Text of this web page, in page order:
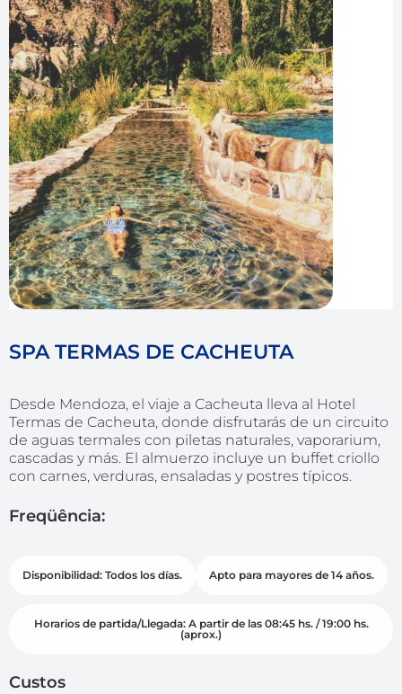
SPA TERMAS DE CACHEUTA
Desde Mendoza, el viaje a Cacheuta lleva al Hotel
Termas de Cacheuta, donde disfrutarás de un circuito
de aguas termales con piletas naturales, vaporarium,
cascadas y más. El almuerzo incluye un buffet criollo
con carnes, verduras, ensaladas y postres típicos.
Freqüência:
Disponibilidad: Todos los días. Apto para mayores de 14 años.
Horarios de partida/Llegada: A partir de las 08:45 hs. / 19:00 hs.
(aprox.)
Custos